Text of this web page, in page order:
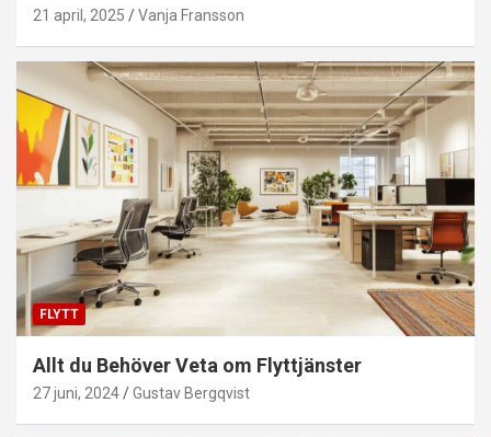
21 april, 2025 Vanja Fransson
FLYTT
Allt du Behöver Veta om Flyttjänster
27 juni, 2024 Gustav Bergqvist